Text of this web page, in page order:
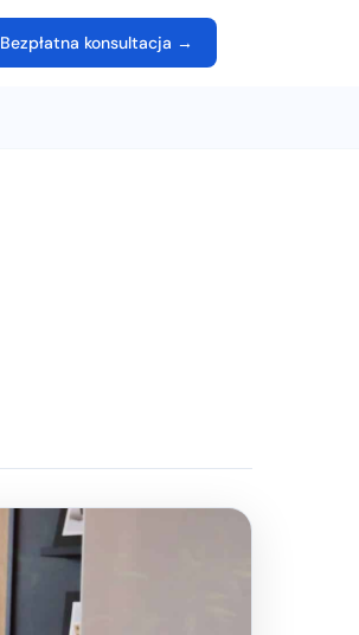
Bezpłatna konsultacja →